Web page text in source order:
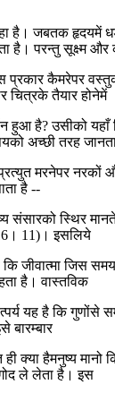
है। जबतक हृदयमें
है। परन्तु सूक्ष्म और
कैमरेपर
चित्रके तैयार होनेमें
है? उसीको यहाँ
अच्छी तरह
मरनेपर नरकों
है --
स्थिर
16। 11)। इसलिये
कि जीवात्मा जिस
है। वास्तविक
यह है कि गुणोंसे
बारम्बार
क्या हैमनुष्य मानो
ले लेता है। इस